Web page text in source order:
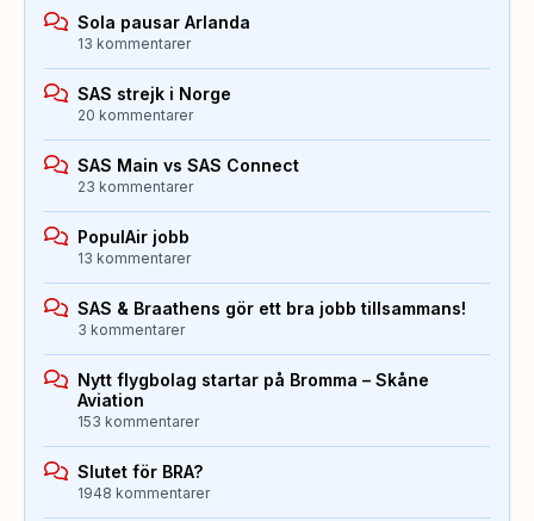
Sola pausar Arlanda
13 kommentarer
SAS strejk i Norge
20 kommentarer
SAS Main vs SAS Connect
23 kommentarer
PopulAir jobb
13 kommentarer
SAS & Braathens gör ett bra jobb tillsammans!
3 kommentarer
Nytt flygbolag startar på Bromma – Skåne
Aviation
153 kommentarer
Slutet för BRA?
1948 kommentarer